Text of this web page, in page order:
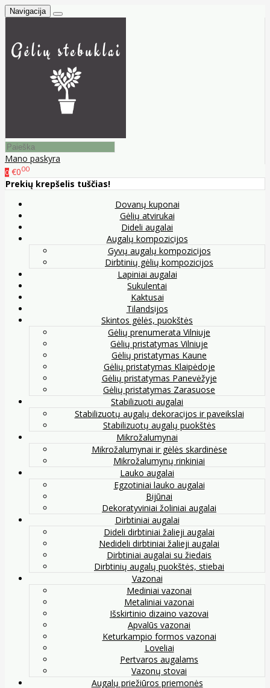
Navigacija
Mano paskyra
0 €000
Prekių krepšelis tuščias!
Dovanų kuponai
Gėlių atvirukai
Dideli augalai
Augalų kompozicijos
Gyvų augalų kompozicijos
Dirbtinių gėlių kompozicijos
Lapiniai augalai
Sukulentai
Kaktusai
Tilandsijos
Skintos gėlės, puokštės
Gėlių prenumerata Vilniuje
Gėlių pristatymas Vilniuje
Gėlių pristatymas Kaune
Gėlių pristatymas Klaipėdoje
Gėlių pristatymas Panevėžyje
Gėlių pristatymas Zarasuose
Stabilizuoti augalai
Stabilizuotų augalų dekoracijos ir paveikslai
Stabilizuotų augalų puokštės
Mikrožalumynai
Mikrožalumynai ir gėlės skardinėse
Mikrožalumynų rinkiniai
Lauko augalai
Egzotiniai lauko augalai
Bijūnai
Dekoratyviniai žoliniai augalai
Dirbtiniai augalai
Dideli dirbtiniai žalieji augalai
Nedideli dirbtiniai žalieji augalai
Dirbtiniai augalai su žiedais
Dirbtinių augalų puokštės, stiebai
Vazonai
Mediniai vazonai
Metaliniai vazonai
Išskirtinio dizaino vazovai
Apvalūs vazonai
Keturkampio formos vazonai
Loveliai
Pertvaros augalams
Vazonų stovai
Augalų priežiūros priemonės